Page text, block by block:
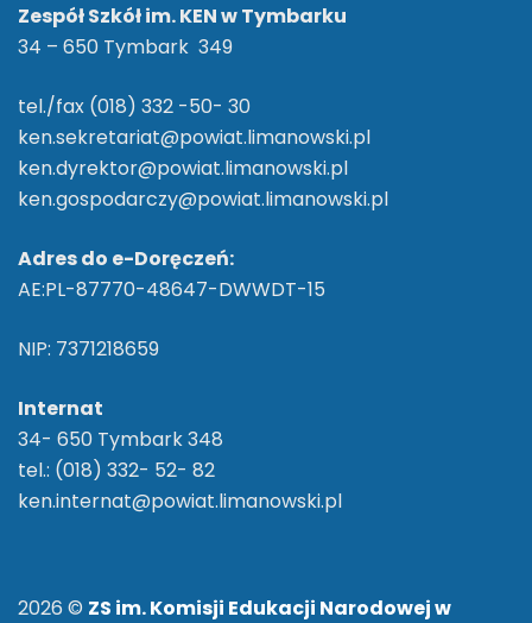
Zespół Szkół im. KEN w Tymbarku
34 – 650 Tymbark 349
tel./fax (018) 332 -50- 30
ken.sekretariat@powiat.limanowski.pl
ken.dyrektor@powiat.limanowski.pl
ken.gospodarczy@powiat.limanowski.pl
Adres do e-Doręczeń:
AE:PL-87770-48647-DWWDT-15
NIP: 7371218659
Internat
34- 650 Tymbark 348
tel.: (018) 332- 52- 82
ken.internat@powiat.limanowski.pl
2026 © ZS im. Komisji Edukacji Narodowej w